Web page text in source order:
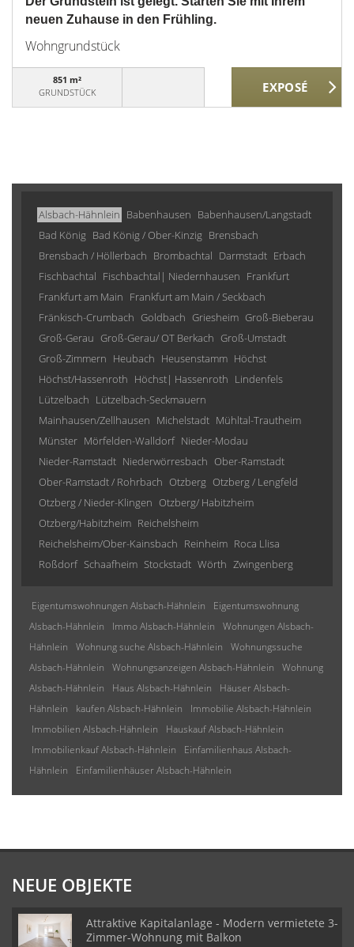
neuen Zuhause in den Frühling.
Wohngrundstück
851 m²
GRUNDSTÜCK
Alsbach-Hähnlein Babenhausen Babenhausen/Langstadt
Bad König Bad König / Ober-Kinzig Brensbach
Brensbach / Höllerbach Brombachtal Darmstadt Erbach
Fischbachtal Fischbachtal| Niedernhausen Frankfurt
Frankfurt am Main Frankfurt am Main / Seckbach
Fränkisch-Crumbach Goldbach Griesheim Groß-Bieberau
Groß-Gerau Groß-Gerau/ OT Berkach Groß-Umstadt
Groß-Zimmern Heubach Heusenstamm Höchst
Höchst/Hassenroth Höchst| Hassenroth Lindenfels
Lützelbach Lützelbach-Seckmauern
Mainhausen/Zellhausen Michelstadt Mühltal-Trautheim
Münster Mörfelden-Walldorf Nieder-Modau
Nieder-Ramstadt Niederwörresbach Ober-Ramstadt
Ober-Ramstadt / Rohrbach Otzberg Otzberg / Lengfeld
Otzberg / Nieder-Klingen Otzberg/ Habitzheim
Otzberg/Habitzheim Reichelsheim
Reichelsheim/Ober-Kainsbach Reinheim Roca Llisa
Roßdorf Schaafheim Stockstadt Wörth Zwingenberg
Eigentumswohnungen Alsbach-Hähnlein
Eigentumswohnung
Alsbach-Hähnlein
Immo Alsbach-Hähnlein
Wohnungen Alsbach-
Hähnlein
Wohnung suche Alsbach-Hähnlein
Wohnungssuche
Alsbach-Hähnlein
Wohnungsanzeigen Alsbach-Hähnlein
Wohnung
Alsbach-Hähnlein
Haus Alsbach-Hähnlein
Häuser Alsbach-
Hähnlein
kaufen Alsbach-Hähnlein
Immobilie Alsbach-Hähnlein
Immobilien Alsbach-Hähnlein
Hauskauf Alsbach-Hähnlein
Immobilienkauf Alsbach-Hähnlein
Einfamilienhaus Alsbach-
Hähnlein
Einfamilienhäuser Alsbach-Hähnlein
NEUE OBJEKTE
Attraktive Kapitalanlage - Modern vermietete 3-
Zimmer-Wohnung mit Balkon